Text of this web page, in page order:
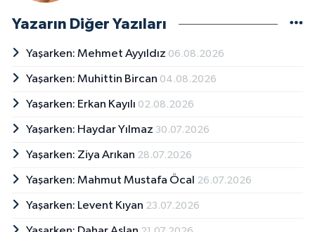
Yazarın Diğer Yazıları
Yaşarken: Mehmet Ayyıldız 06.08.2026
Yaşarken: Muhittin Bircan 04.08.2026
Yaşarken: Erkan Kayılı 02.08.2026
Yaşarken: Haydar Yılmaz 30.07.2026
Yaşarken: Ziya Arıkan 28.07.2026
Yaşarken: Mahmut Mustafa Öcal 26.07.2026
Yaşarken: Levent Kıyan 23.07.2026